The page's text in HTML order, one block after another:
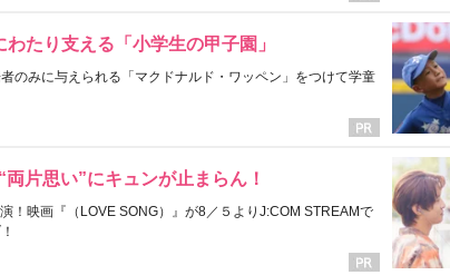
たり支える「小学生の甲子園」
のみに与えられる「マクドナルド・ワッペン」をつけて学童
片思い”にキュンが止まらん！
！映画『（LOVE SONG）』が8／５よりJ:COM STREAMで